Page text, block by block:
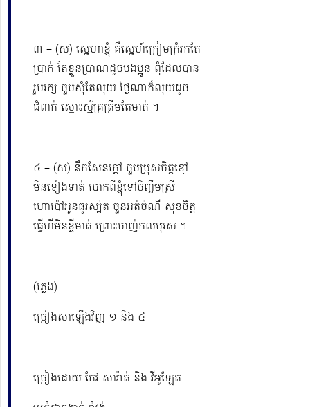
៣ – (ស) ស្នេហាខ្ញុំ គឺស្នេហ៍ក្រៀមក្រំរកតែ
ប្រាក់ តែខ្លួនប្រាណដូចបងប្អូន ពុំដែលបាន
រួមរក្ស ចួបសុំតែលុយ ថ្ងៃណាក៏លុយដូច
ជំពាក់ ស្មោះស្ម័គ្រត្រឹមតែមាត់ ។
៤ – (ស) នឹកសែនក្ដៅ ចួបប្រុសចិត្តខ្មៅ
មិនទៀងទាត់ បោកពីខ្ញុំទៅចិញ្ចឹមស្រី
ហោប៉ៅអូនធូរស្ប៉ត ចួនអត់ចំណី សុខចិត្ត
ធ្វើហីមិនខ្ចីមាត់ ព្រោះចាញ់កលបុរស ។
(ភ្លេង)
ច្រៀងសាឡើងវិញ ១ និង ៤
ច្រៀងដោយ កែវ សារ៉ាត់ និង វីអូឡែត